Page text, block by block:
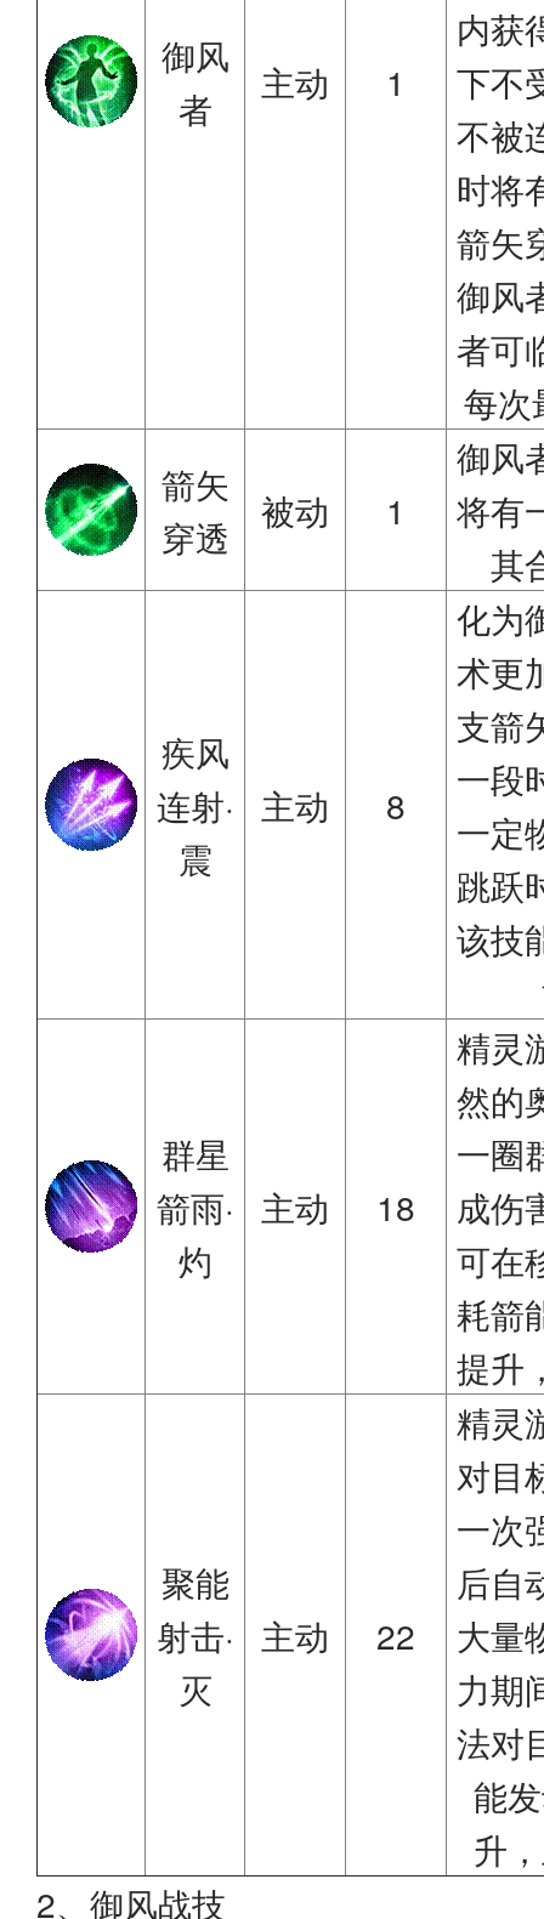
御风
者
主动 1
内获
下不
不被
时将
箭矢
御风
者可
每次
箭矢
穿透
被动 1
御风
将有
其
疾风
连射·
震
主动 8
化为
术更
支箭
一段
一定
跳跃
该技
群星
箭雨·
灼
主动 18
精灵
然的
一圈
成伤
可在
耗箭
提升
聚能
射击·
灭
主动 22
精灵
对目
一次
后自
大量
力期
法对
能
升
2、御风战技